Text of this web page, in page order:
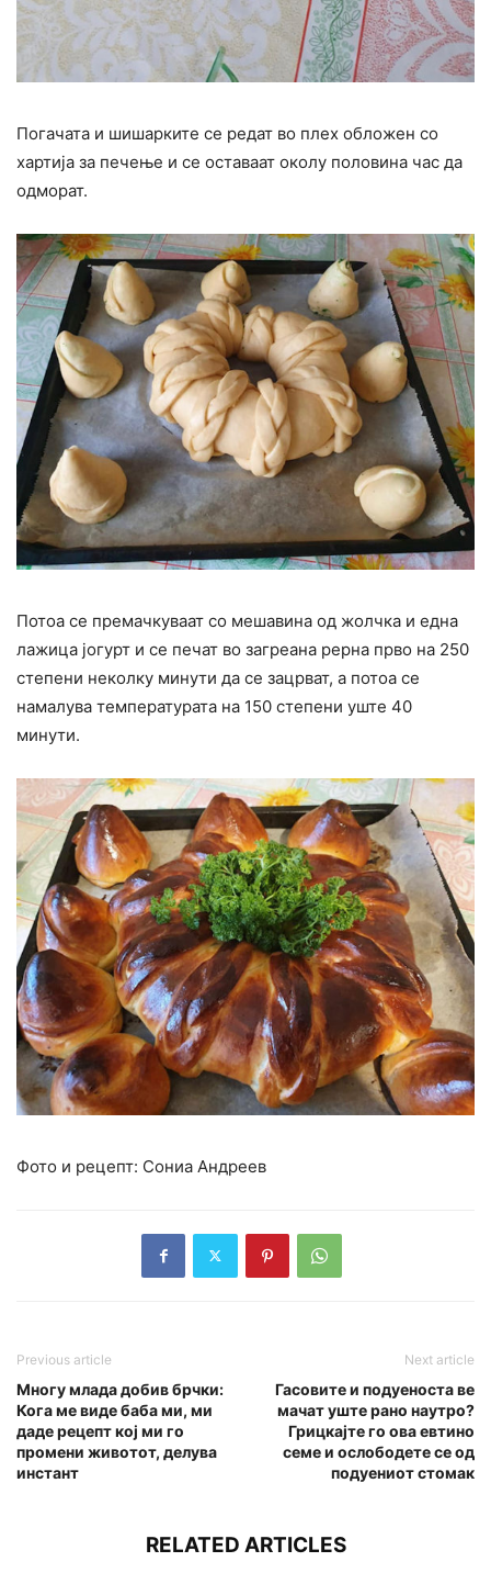
Погачата и шишарките се редат во плех обложен со
хартија за печење и се оставаат околу половина час да
одморат.
Потоа се премачкуваат со мешавина од жолчка и една
лажица јогурт и се печат во загреана рерна прво на 250
степени неколку минути да се зацрват, а потоа се
намалува температурата на 150 степени уште 40
минути.
Фото и рецепт: Сониа Андреев
Previous article
Многу млада добив брчки:
Кога ме виде баба ми, ми
даде рецепт кој ми го
промени животот, делува
инстант
Next article
Гасовите и подуеноста ве
мачат уште рано наутро?
Грицкајте го ова евтино
семе и ослободете се од
подуениот стомак
RELATED ARTICLES